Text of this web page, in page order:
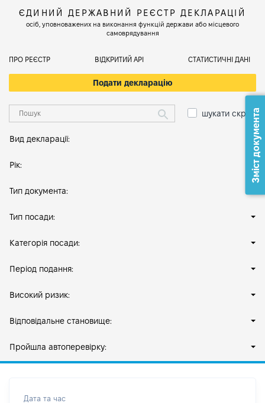
ЄДИНИЙ ДЕРЖАВНИЙ РЕЄСТР ДЕКЛАРАЦІЙ
осіб, уповноважених на виконання функцій держави або місцевого
самоврядування
ПРО РЕЄСТР ВІДКРИТИЙ АРІ СТАТИСТИЧНІ ДАНІ
Подати декларацію
шукати скрізь
Вид декларації:
Рік:
Тип документа:
Тип посади:
Категорія посади:
Період подання:
Високий ризик:
Відповідальне становище:
Пройшла автоперевірку:
Дата та час
Зміст документа